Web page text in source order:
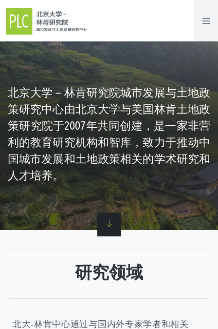
北京大学－林肯研究院城市发展与土地政
策研究中心由北京大学与美国林肯土地政
策研究院于2007年共同创建，是一家非营
利的教育研究机构和智库，致力于推动中
国城市发展和土地政策相关的学术研究和
人才培养。
研究领域
北大-林肯中心通过与国内外专家学者和相关